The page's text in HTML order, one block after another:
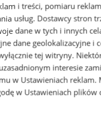
i treści, pomiaru
usług. Dostawcy stron
dane w tych i innych
dane geolokalizacyjne i
tej witryny.
interesie
w Ustawieniach reklam.
w Ustawieniach plików